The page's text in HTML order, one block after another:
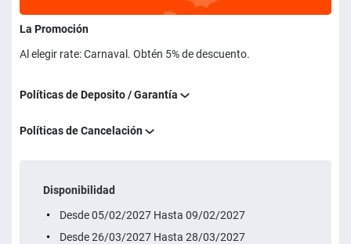
La Promoción
Al elegir rate: Carnaval. Obtén 5% de descuento.
Políticas de Deposito / Garantía
Políticas de Cancelación
Disponibilidad
Desde 05/02/2027 Hasta 09/02/2027
Desde 26/03/2027 Hasta 28/03/2027